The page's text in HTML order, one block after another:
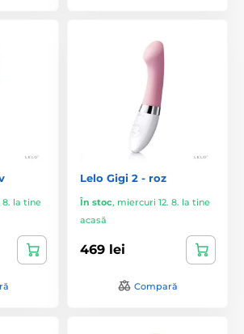
8. la tine
Lelo Gigi 2 - roz
În stoc, miercuri 12. 8. la tine
acasă
469 lei
Compară